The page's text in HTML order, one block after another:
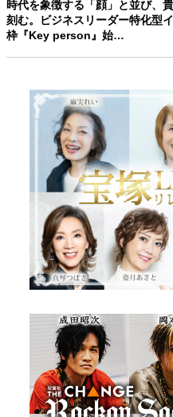
時代を象徴する「顔」と並び、
刻む。ビジネスリーダー特化型
枠『Key person』始…